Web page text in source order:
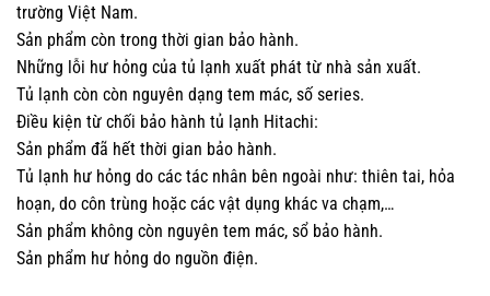
trường Việt Nam.
Sản phẩm còn trong thời gian bảo hành.
Những lỗi hư hỏng của tủ lạnh xuất phát từ nhà sản xuất.
Tủ lạnh còn còn nguyên dạng tem mác, số series.
Điều kiện từ chối bảo hành tủ lạnh Hitachi:
Sản phẩm đã hết thời gian bảo hành.
Tủ lạnh hư hỏng do các tác nhân bên ngoài như: thiên tai, hỏa
hoạn, do côn trùng hoặc các vật dụng khác va chạm,…
Sản phẩm không còn nguyên tem mác, sổ bảo hành.
Sản phẩm hư hỏng do nguồn điện.